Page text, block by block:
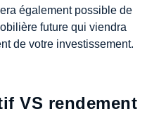
également possible de
future qui viendra
de votre investissement.
VS rendement